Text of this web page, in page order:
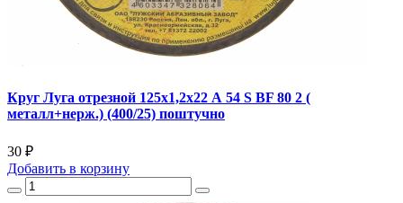
Круг Луга отрезной 125х1,2х22 А 54 S BF 80 2 (
металл+нерж.) (400/25) поштучно
30 ₽
Добавить в корзину